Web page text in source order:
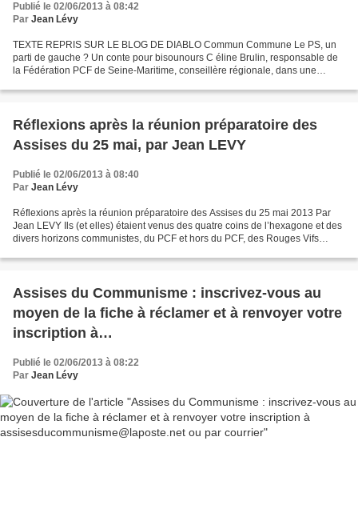
Publié le 02/06/2013 à 08:42
Par Jean Lévy
TEXTE REPRIS SUR LE BLOG DE DIABLO Commun Commune Le PS, un
parti de gauche ? Un conte pour bisounours C éline Brulin, responsable de
la Fédération PCF de Seine-Maritime, conseillère régionale, dans une
Réflexions après la réunion préparatoire des
Assises du 25 mai, par Jean LEVY
Publié le 02/06/2013 à 08:40
Par Jean Lévy
Réflexions après la réunion préparatoire des Assises du 25 mai 2013 Par
Jean LEVY Ils (et elles) étaient venus des quatre coins de l’hexagone et des
divers horizons communistes, du PCF et hors du PCF, des Rouges Vifs
Assises du Communisme : inscrivez-vous au
moyen de la fiche à réclamer et à renvoyer votre
inscription à
assisesducommunisme@laposte.net ou par
courrier
Publié le 02/06/2013 à 08:22
Par Jean Lévy